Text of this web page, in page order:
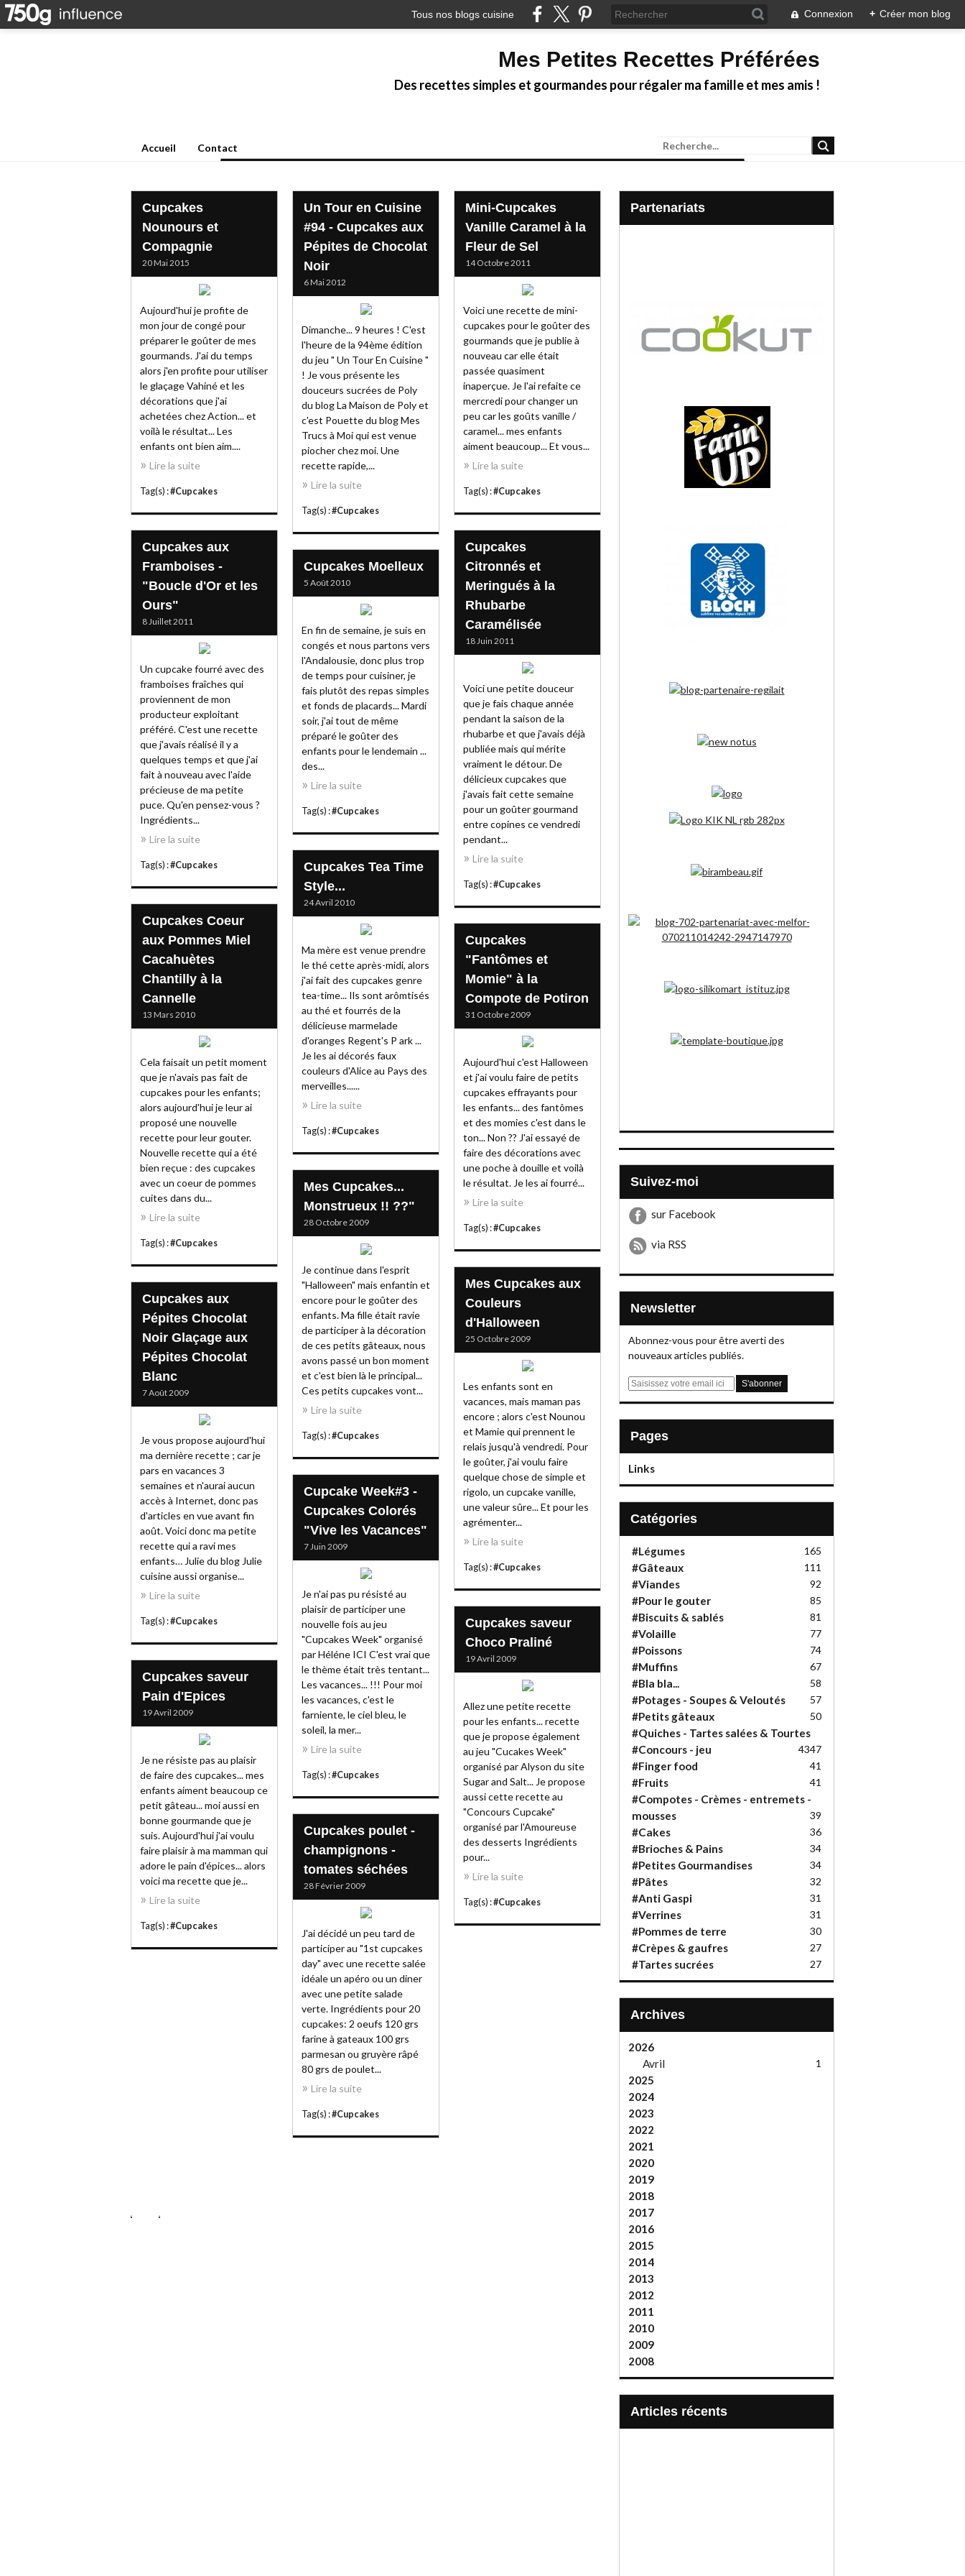
Tous nos blogs cuisine Connexion + Créer mon blog
Mes Petites Recettes Préférées
Des recettes simples et gourmandes pour régaler ma famille et mes amis !
Accueil Contact
Cupcakes
Nounours et
Compagnie
20 Mai 2015
Aujourd'hui je profite de
mon jour de congé pour
préparer le goûter de mes
gourmands. J'ai du temps
alors j'en profite pour utiliser
le glaçage Vahiné et les
décorations que j'ai
achetées chez Action... et
voilà le résultat... Les
enfants ont bien aim....
Lire la suite
Tag(s) :#Cupcakes
Un Tour en Cuisine
#94 - Cupcakes aux
Pépites de Chocolat
Noir
6 Mai 2012
Dimanche... 9 heures ! C'est
l'heure de la 94ème édition
du jeu " Un Tour En Cuisine "
! Je vous présente les
douceurs sucrées de Poly
du blog La Maison de Poly et
c'est Pouette du blog Mes
Trucs à Moi qui est venue
piocher chez moi. Une
recette rapide,...
Lire la suite
Tag(s) :#Cupcakes
Mini-Cupcakes
Vanille Caramel à la
Fleur de Sel
14 Octobre 2011
Voici une recette de mini-
cupcakes pour le goûter des
gourmands que je publie à
nouveau car elle était
passée quasiment
inaperçue. Je l'ai refaite ce
mercredi pour changer un
peu car les goûts vanille /
caramel... mes enfants
aiment beaucoup... Et vous...
Lire la suite
Tag(s) :#Cupcakes
Cupcakes aux
Framboises -
"Boucle d'Or et les
Ours"
8 Juillet 2011
Un cupcake fourré avec des
framboises fraîches qui
proviennent de mon
producteur exploitant
préféré. C'est une recette
que j'avais réalisé il y a
quelques temps et que j'ai
fait à nouveau avec l'aide
précieuse de ma petite
puce. Qu'en pensez-vous ?
Ingrédients...
Lire la suite
Tag(s) :#Cupcakes
Cupcakes
Citronnés et
Meringués à la
Rhubarbe
Caramélisée
18 Juin 2011
Voici une petite douceur
que je fais chaque année
pendant la saison de la
rhubarbe et que j'avais déjà
publiée mais qui mérite
vraiment le détour. De
délicieux cupcakes que
j'avais fait cette semaine
pour un goûter gourmand
entre copines ce vendredi
pendant...
Lire la suite
Tag(s) :#Cupcakes
Cupcakes Moelleux
5 Août 2010
En fin de semaine, je suis en
congés et nous partons vers
l'Andalousie, donc plus trop
de temps pour cuisiner, je
fais plutôt des repas simples
et fonds de placards... Mardi
soir, j'ai tout de même
préparé le goûter des
enfants pour le lendemain ...
des...
Lire la suite
Tag(s) :#Cupcakes
Cupcakes Tea Time
Style...
24 Avril 2010
Ma mère est venue prendre
le thé cette après-midi, alors
j'ai fait des cupcakes genre
tea-time... Ils sont arômtisés
au thé et fourrés de la
délicieuse marmelade
d'oranges Regent's P ark ...
Je les ai décorés faux
couleurs d'Alice au Pays des
merveilles......
Lire la suite
Tag(s) :#Cupcakes
Cupcakes Coeur
aux Pommes Miel
Cacahuètes
Chantilly à la
Cannelle
13 Mars 2010
Cela faisait un petit moment
que je n'avais pas fait de
cupcakes pour les enfants;
alors aujourd'hui je leur ai
proposé une nouvelle
recette pour leur gouter.
Nouvelle recette qui a été
bien reçue : des cupcakes
avec un coeur de pommes
cuites dans du...
Lire la suite
Tag(s) :#Cupcakes
Cupcakes
"Fantômes et
Momie" à la
Compote de Potiron
31 Octobre 2009
Aujourd'hui c'est Halloween
et j'ai voulu faire de petits
cupcakes effrayants pour
les enfants... des fantômes
et des momies c'est dans le
ton... Non ?? J'ai essayé de
faire des décorations avec
une poche à douille et voilà
le résultat. Je les ai fourré...
Lire la suite
Tag(s) :#Cupcakes
Mes Cupcakes...
Monstrueux !! ??"
28 Octobre 2009
Je continue dans l'esprit
"Halloween" mais enfantin et
encore pour le goûter des
enfants. Ma fille était ravie
de participer à la décoration
de ces petits gâteaux, nous
avons passé un bon moment
et c'est bien là le principal...
Ces petits cupcakes vont...
Lire la suite
Tag(s) :#Cupcakes
Mes Cupcakes aux
Couleurs
d'Halloween
25 Octobre 2009
Les enfants sont en
vacances, mais maman pas
encore ; alors c'est Nounou
et Mamie qui prennent le
relais jusqu'à vendredi. Pour
le goûter, j'ai voulu faire
quelque chose de simple et
rigolo, un cupcake vanille,
une valeur sûre... Et pour les
agrémenter...
Lire la suite
Tag(s) :#Cupcakes
Cupcakes aux
Pépites Chocolat
Noir Glaçage aux
Pépites Chocolat
Blanc
7 Août 2009
Je vous propose aujourd'hui
ma dernière recette ; car je
pars en vacances 3
semaines et n'aurai aucun
accès à Internet, donc pas
d'articles en vue avant fin
août. Voici donc ma petite
recette qui a ravi mes
enfants… Julie du blog Julie
cuisine aussi organise...
Lire la suite
Tag(s) :#Cupcakes
Cupcake Week#3 -
Cupcakes Colorés
"Vive les Vacances"
7 Juin 2009
Je n'ai pas pu résisté au
plaisir de participer une
nouvelle fois au jeu
"Cupcakes Week" organisé
par Héléne ICI C'est vrai que
le thème était très tentant...
Les vacances... !!! Pour moi
les vacances, c'est le
farniente, le ciel bleu, le
soleil, la mer...
Lire la suite
Tag(s) :#Cupcakes
Cupcakes saveur
Choco Praliné
19 Avril 2009
Allez une petite recette
pour les enfants... recette
que je propose également
au jeu "Cucakes Week"
organisé par Alyson du site
Sugar and Salt... Je propose
aussi cette recette au
"Concours Cupcake"
organisé par l'Amoureuse
des desserts Ingrédients
pour...
Lire la suite
Tag(s) :#Cupcakes
Cupcakes saveur
Pain d'Epices
19 Avril 2009
Je ne résiste pas au plaisir
de faire des cupcakes... mes
enfants aiment beaucoup ce
petit gâteau... moi aussi en
bonne gourmande que je
suis. Aujourd'hui j'ai voulu
faire plaisir à ma mamman qui
adore le pain d'épices... alors
voici ma recette que je...
Lire la suite
Tag(s) :#Cupcakes
Cupcakes poulet -
champignons -
tomates séchées
28 Février 2009
J'ai décidé un peu tard de
participer au "1st cupcakes
day" avec une recette salée
idéale un apéro ou un diner
avec une petite salade
verte. Ingrédients pour 20
cupcakes: 2 oeufs 120 grs
farine à gateaux 100 grs
parmesan ou gruyère râpé
80 grs de poulet...
Lire la suite
Tag(s) :#Cupcakes
Partenariats
Suivez-moi
sur Facebook
via RSS
Newsletter
Abonnez-vous pour être averti des
nouveaux articles publiés.
E
Pages
Links
Catégories
#Légumes 165
#Gâteaux 111
#Viandes 92
#Pour le gouter 85
#Biscuits & sablés 81
#Volaille 77
#Poissons 74
#Muffins 67
#Bla bla... 58
#Potages - Soupes & Veloutés 57
#Petits gâteaux 50
#Quiches - Tartes salées & Tourtes
47
#Concours - jeu 43
#Finger food 41
#Fruits 41
#Compotes - Crèmes - entremets -
mousses
39
#Cakes 36
#Brioches & Pains 34
#Petites Gourmandises 34
#Pâtes 32
#Anti Gaspi 31
#Verrines 31
#Pommes de terre 30
#Crèpes & gaufres 27
#Tartes sucrées 27
Archives
2026
Avril
1
2025
2024
2023
2022
2021
2020
2019
2018
2017
2016
2015
2014
2013
2012
2011
2010
2009
2008
articles récents